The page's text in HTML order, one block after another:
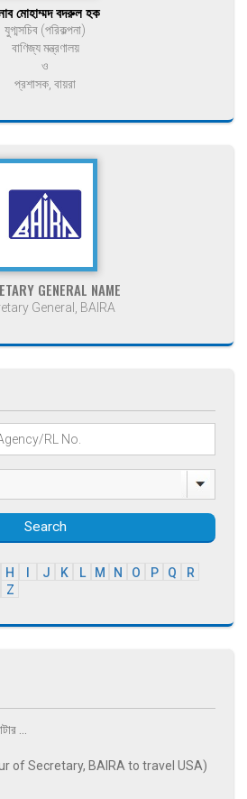
মোহাম্মদ বদরুল হক
যুগ্মসচিব (পরিকল্পনা)
বাণিজ্য মন্ত্রণালয়
ও
প্রশাসক, বায়রা
GENERAL NAME
General, BAIRA
Search
H J K L M N O P Q
R
Z
...
of Secretary, BAIRA to travel USA)